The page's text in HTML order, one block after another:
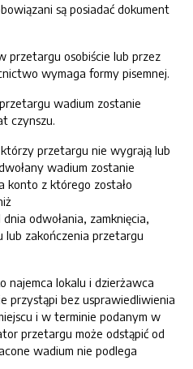
są posiadać dokument
przetargu osobiście lub przez
wymaga formy pisemnej.
wadium zostanie
czynszu.
przetargu nie wygrają lub
wadium zostanie
konto z którego zostało
odwołania, zamknięcia,
zakończenia przetargu
najemca lokalu i dzierżawca
przystąpi bez usprawiedliwienia
i w terminie podanym w
przetargu może odstąpić od
wadium nie podlega